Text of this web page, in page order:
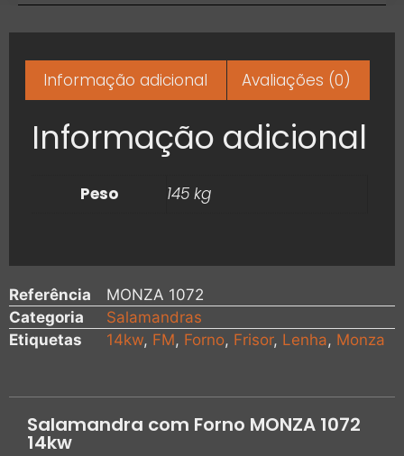
Informação adicional Avaliações (0)
Informação adicional
Peso 145 kg
Referência
MONZA 1072
Categoria
Salamandras
Etiquetas
14kw, FM, Forno, Frisor, Lenha, Monza
Salamandra com Forno MONZA 1072
14kw